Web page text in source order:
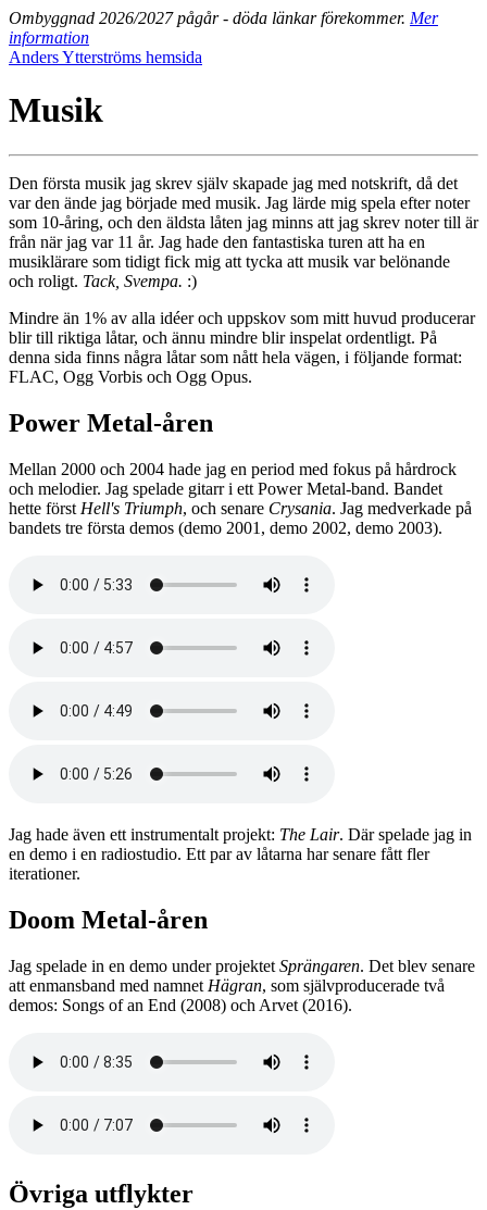
Ombyggnad 2026/2027 pågår - döda länkar förekommer. Mer
information
Anders Ytterströms hemsida
Musik
Den första musik jag skrev själv skapade jag med notskrift, då det
var den ände jag började med musik. Jag lärde mig spela efter noter
som 10-åring, och den äldsta låten jag minns att jag skrev noter till är
från när jag var 11 år. Jag hade den fantastiska turen att ha en
musiklärare som tidigt fick mig att tycka att musik var belönande
och roligt. Tack, Svempa. :)
Mindre än 1% av alla idéer och uppskov som mitt huvud producerar
blir till riktiga låtar, och ännu mindre blir inspelat ordentligt. På
denna sida finns några låtar som nått hela vägen, i följande format:
FLAC, Ogg Vorbis och Ogg Opus.
Power Metal-åren
Mellan 2000 och 2004 hade jag en period med fokus på hårdrock
och melodier. Jag spelade gitarr i ett Power Metal-band. Bandet
hette först Hell's Triumph, och senare Crysania. Jag medverkade på
bandets tre första demos (demo 2001, demo 2002, demo 2003).
Jag hade även ett instrumentalt projekt: The Lair. Där spelade jag in
en demo i en radiostudio. Ett par av låtarna har senare fått fler
iterationer.
Doom Metal-åren
Jag spelade in en demo under projektet Sprängaren. Det blev senare
att enmansband med namnet Hägran, som självproducerade två
demos: Songs of an End (2008) och Arvet (2016).
Övriga utflykter